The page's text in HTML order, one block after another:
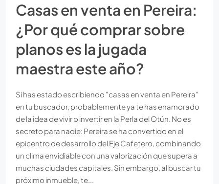
Casas en venta en Pereira:
¿Por qué comprar sobre
planos es la jugada
maestra este año?
Si has estado escribiendo "casas en venta en Pereira"
en tu buscador, probablemente ya te has enamorado
de la idea de vivir o invertir en la Perla del Otún. No es
secreto para nadie: Pereira se ha convertido en el
epicentro de desarrollo del Eje Cafetero, combinando
un clima envidiable con una valorización que supera a
muchas ciudades capitales. Sin embargo, al buscar tu
próximo inmueble, te...